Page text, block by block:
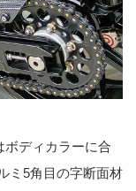
ボディカラーに合
ミ5角目の字断面材